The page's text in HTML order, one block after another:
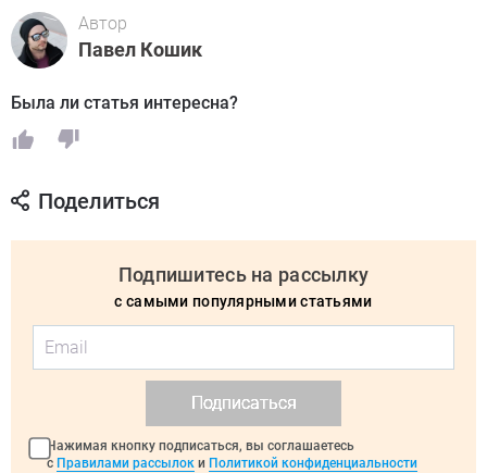
Автор
Павел Кошик
Была ли статья интересна?
Поделиться
Подпишитесь на рассылку
с самыми популярными статьями
Подписаться
Нажимая кнопку подписаться, вы соглашаетесь
с Правилами рассылок и Политикой конфиденциальности